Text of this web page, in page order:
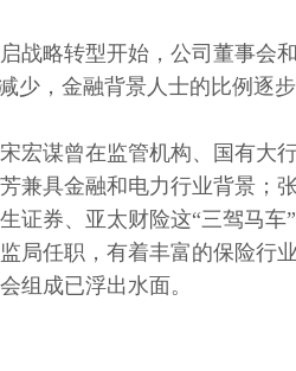
战略转型开始，公司董事会
少，金融背景人士的比例逐
宏谋曾在监管机构、国有大
兼具金融和电力行业背景；
证券、亚太财险这“三驾马车
局任职，有着丰富的保险行
组成已浮出水面。